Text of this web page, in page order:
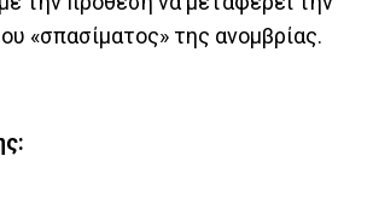
«σπασίματος» της ανομβρίας.